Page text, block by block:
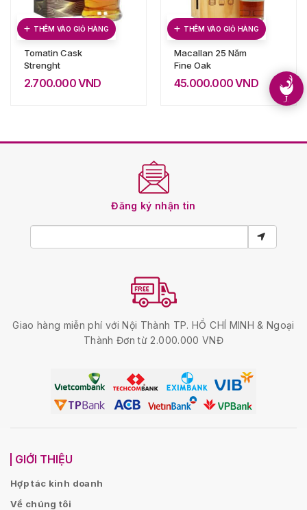
THÊM VÀO GIỎ HÀNG
Tomatin Cask
Strenght
2.700.000VND
THÊM VÀO GIỎ HÀNG
Macallan 25 Năm
Fine Oak
45.000.000VND
Đăng ký nhận tin
Giao hàng miễn phí với Nội Thành TP. HỒ CHÍ MINH & Ngoại
Thành Đơn từ 2.000.000 VNĐ
GIỚI THIỆU
Hợp tác kinh doanh
Về chúng tôi